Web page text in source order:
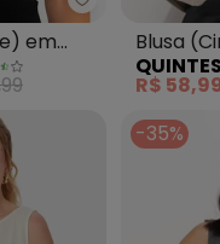
Quintess -
em
Blusa
Malha
R$
-35%